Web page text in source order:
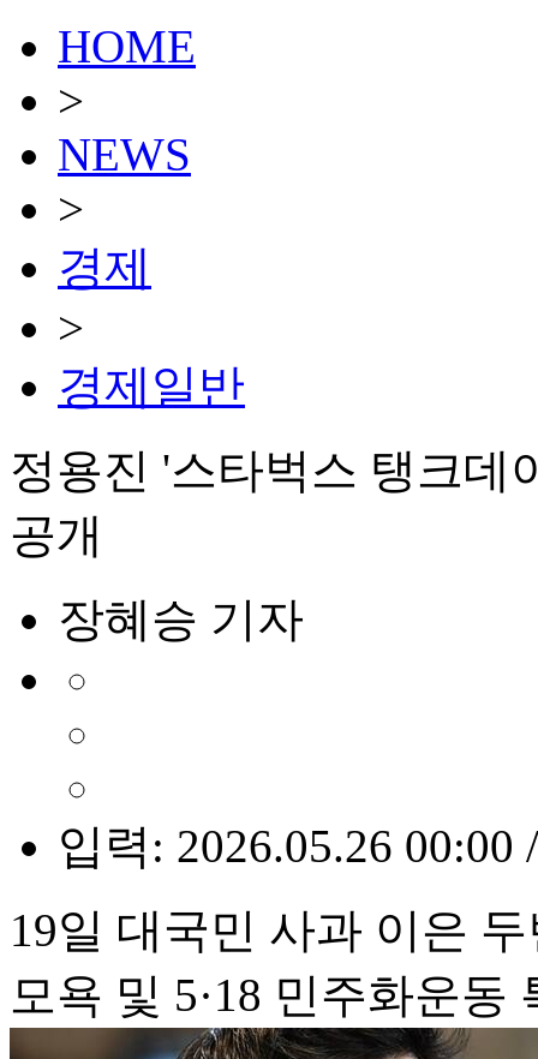
HOME
>
NEWS
>
경제
>
경제일반
정용진 '스타벅스 탱크
공개
장혜승 기자
입력: 2026.05.26 00:00
19일 대국민 사과 이은
모욕 및 5·18 민주화운동